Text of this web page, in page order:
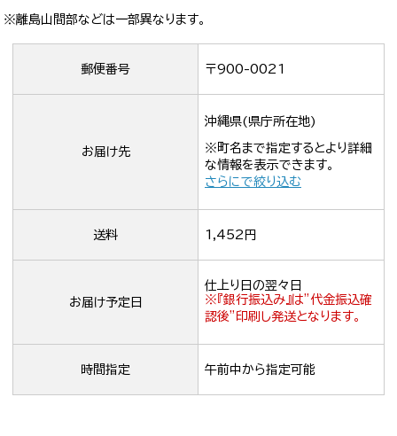
※離島山間部などは一部異なります。
郵便番号 〒900-0021
お届け先
沖縄県(県庁所在地)
※町名まで指定するとより詳細
な情報を表示できます。
さらにで絞り込む
送料 1,452円
お届け予定日
仕上り日の翌々日
※『銀行振込み』は”代金振込確
認後”印刷し発送となります。
時間指定 午前中から指定可能